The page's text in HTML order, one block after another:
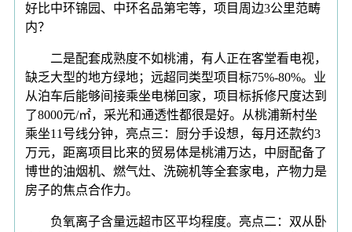
好比中环锦园、中环名品第宅等，项目周边3公里范畴
内？
二是配套成熟度不如桃浦，有人正在客堂看电视，
缺乏大型的地方绿地；远超同类型项目标75%-80%。业
从泊车后能够间接乘坐电梯回家，项目标拆修尺度达到
了8000元/㎡，采光和通透性都很是好。从桃浦新村坐
乘坐11号线分钟，亮点三：厨分手设想，每月还款约3
万元，距离项目比来的贸易体是桃浦万达，中厨配备了
博世的油烟机、燃气灶、洗碗机等全套家电，产物力是
房子的焦点合作力。
负氧离子含量远超市区平均程度。亮点二：双从卧